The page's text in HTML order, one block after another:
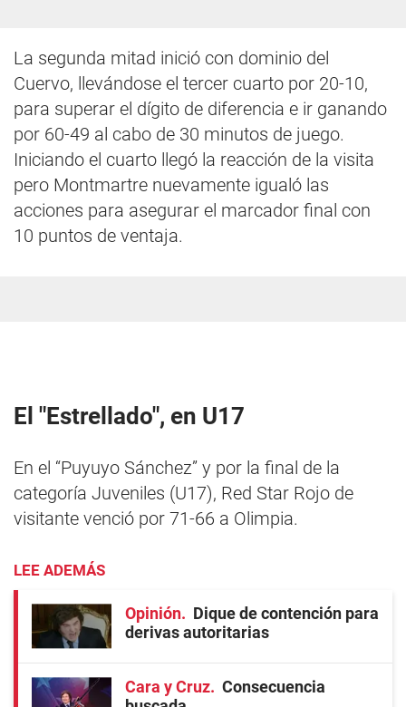
La segunda mitad inició con dominio del
Cuervo, llevándose el tercer cuarto por 20-10,
para superar el dígito de diferencia e ir ganando
por 60-49 al cabo de 30 minutos de juego.
Iniciando el cuarto llegó la reacción de la visita
pero Montmartre nuevamente igualó las
acciones para asegurar el marcador final con
10 puntos de ventaja.
El "Estrellado", en U17
En el “Puyuyo Sánchez” y por la final de la
categoría Juveniles (U17), Red Star Rojo de
visitante venció por 71-66 a Olimpia.
LEE ADEMÁS
Opinión
Dique de contención para
derivas autoritarias
Cara y Cruz
Consecuencia